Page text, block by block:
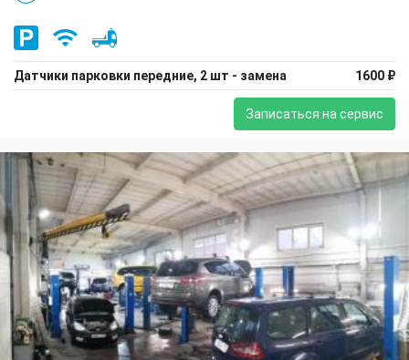
Датчики парковки передние, 2 шт - замена 1600 ₽
Записаться на сервис